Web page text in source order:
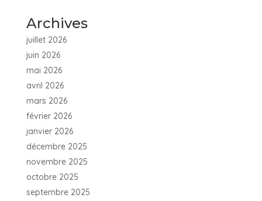
Archives
juillet 2026
juin 2026
mai 2026
avril 2026
mars 2026
février 2026
janvier 2026
décembre 2025
novembre 2025
octobre 2025
septembre 2025